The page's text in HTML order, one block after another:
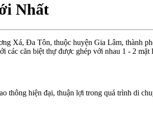
Nhất
Xá, Đa Tôn, thuộc huyện Gia Lâm, thành
các căn biệt thự được ghép với nhau 1 - 2 mặt
thông hiện đại, thuận lợi trong quá trình di